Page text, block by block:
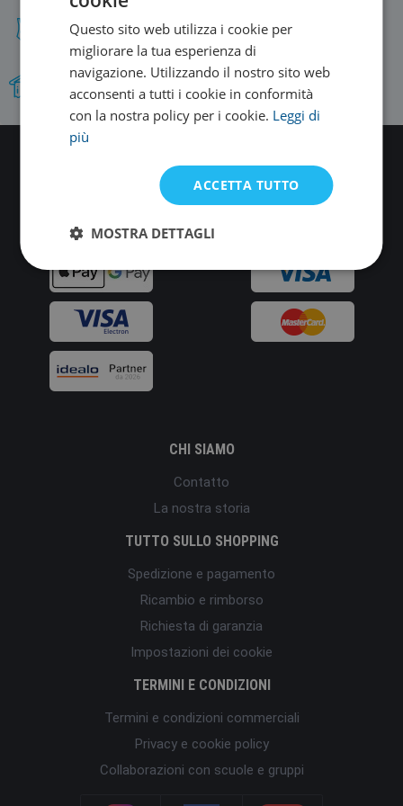
Gamma di prodotti nuoto più vasta
Proprio team di test del prodotto.
Oltre 12.000 non possono sbagliare.
Youtube,Facebook Instagram
CHI SIAMO
Contatto
La nostra storia
TUTTO SULLO SHOPPING
Spedizione e pagamento
Ricambio e rimborso
Richiesta di garanzia
Impostazioni dei cookie
TERMINI E CONDIZIONI
Termini e condizioni commerciali
Privacy e cookie policy
Collaborazioni con scuole e gruppi
Questo sito web utilizza i cookie per
migliorare la tua esperienza di
navigazione. Utilizzando il nostro sito web
acconsenti a tutti i cookie in conformità
con la nostra policy per i cookie. Leggi di
più
ACCETTA TUTTO
MOSTRA DETTAGLI